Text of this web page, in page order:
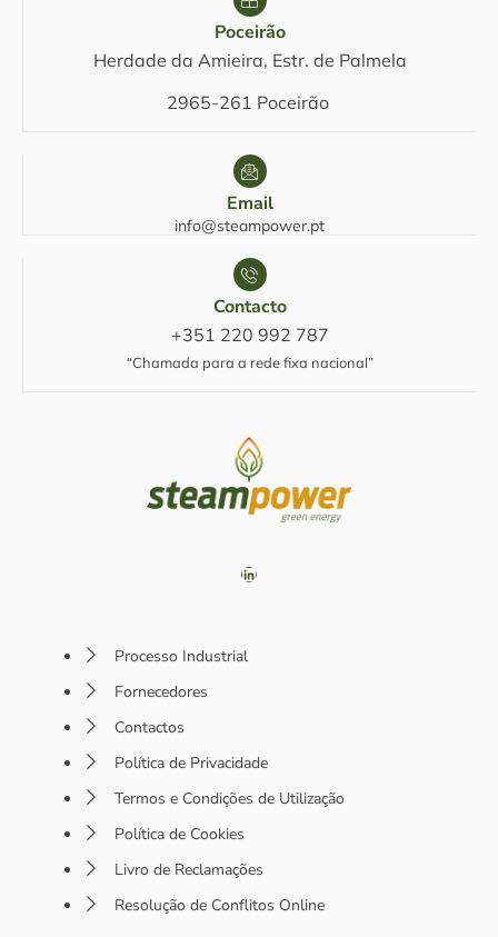
Poceirão
Herdade da Amieira, Estr. de Palmela
2965-261 Poceirão
Email
info@steampower.pt
Contacto
+351 220 992 787
“Chamada para a rede fixa nacional”
Processo Industrial
Fornecedores
Contactos
Política de Privacidade
Termos e Condições de Utilização
Política de Cookies
Livro de Reclamações
Resolução de Conflitos Online